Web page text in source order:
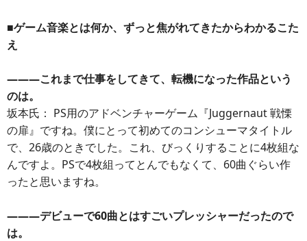
■ゲーム音楽とは何か、ずっと焦がれてきたからわかるこた
え
―――これまで仕事をしてきて、転機になった作品という
のは。
坂本氏： PS用のアドベンチャーゲーム『Juggernaut 戦慄
の扉』ですね。僕にとって初めてのコンシューマタイトル
で、26歳のときでした。これ、びっくりすることに4枚組な
んですよ。PSで4枚組ってとんでもなくて、60曲ぐらい作
ったと思いますね。
―――デビューで60曲とはすごいプレッシャーだったので
は。